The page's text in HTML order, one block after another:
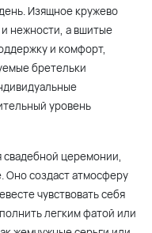
Изящное кружево
нежности, а вшитые
и комфорт,
бретельки
уровень
свадебной церемонии,
Оно создаст атмосферу
чувствовать себя
легким фатой или